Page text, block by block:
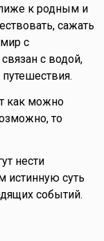
к родным и
сажать
с
с водой,
как можно
то
нести
истинную суть
событий.